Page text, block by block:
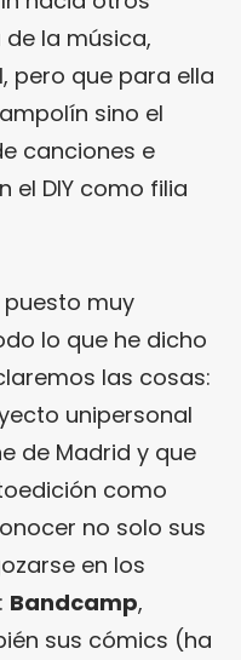
la música,
pero que para ella
sino el
canciones e
el DIY como filia
puesto muy
lo que he dicho
las cosas:
unipersonal
de Madrid y que
como
no solo sus
en los
Bandcamp,
sus cómics (ha